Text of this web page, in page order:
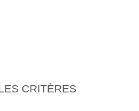
CRITÈRES